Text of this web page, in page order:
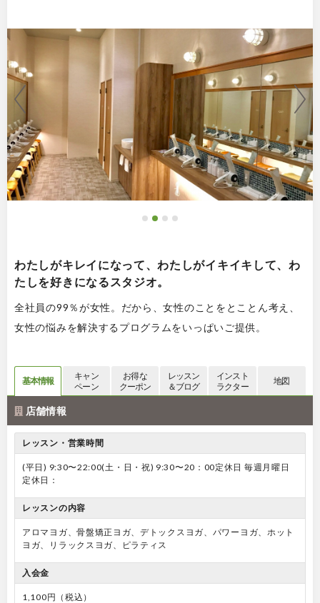
わたしがキレイになって、わたしがイキイキして、わ
たしを好きになるスタジオ。
全社員の99％が女性。だから、女性のことをとことん考え、
女性の悩みを解決するプログラムをいっぱいご提供。
基本情報
キャン
ペーン
お得な
クーポン
レッスン
＆ブログ
インスト
ラクター
地図
店舗情報
レッスン・営業時間
(平日) 9:30〜22:00(土・日・祝) 9:30〜20：00定休日 毎週月曜日
定休日：
レッスンの内容
アロマヨガ、骨盤矯正ヨガ、デトックスヨガ、パワーヨガ、ホット
ヨガ、リラックスヨガ、ピラティス
入会金
1,100円（税込）